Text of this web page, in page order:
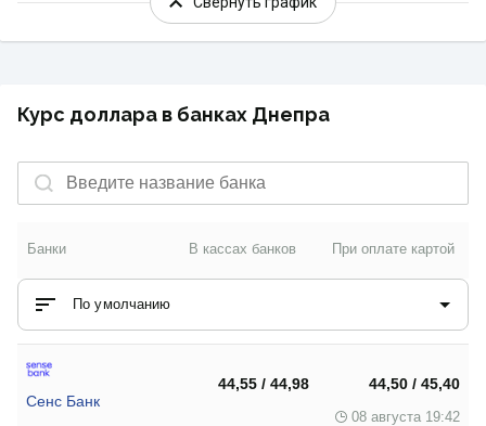
Курс доллара в банках Днепра
Банки В кассах банков При оплате картой
По умолчанию
Сенс Банк
44,55 / 44,98 44,50 / 45,40
08 августа 19:42